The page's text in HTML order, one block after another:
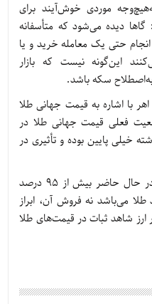
موردی خوش‌آیند برای
دیده می‌شود که متأسفانه
کاری بدون انجام حتی یک معامله خرید و یا
این‌گونه نیست که بازار
سکه باشد.
با اشاره به قیمت جهانی طلا
فعلی قیمت جهانی طلا در
خیلی پایین بوده و تأثیری در
شوره کندی در پایان عنوان داشت: در حال حاضر بیش از ۹۵ درصد
می‌باشد نه فروش آن، ابراز
ارز شاهد ثبات در قیمت‌های طلا